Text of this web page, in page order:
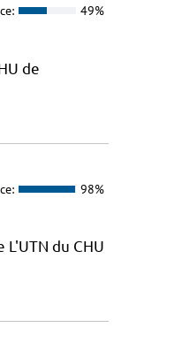
49%
de
98%
L'UTN du CHU